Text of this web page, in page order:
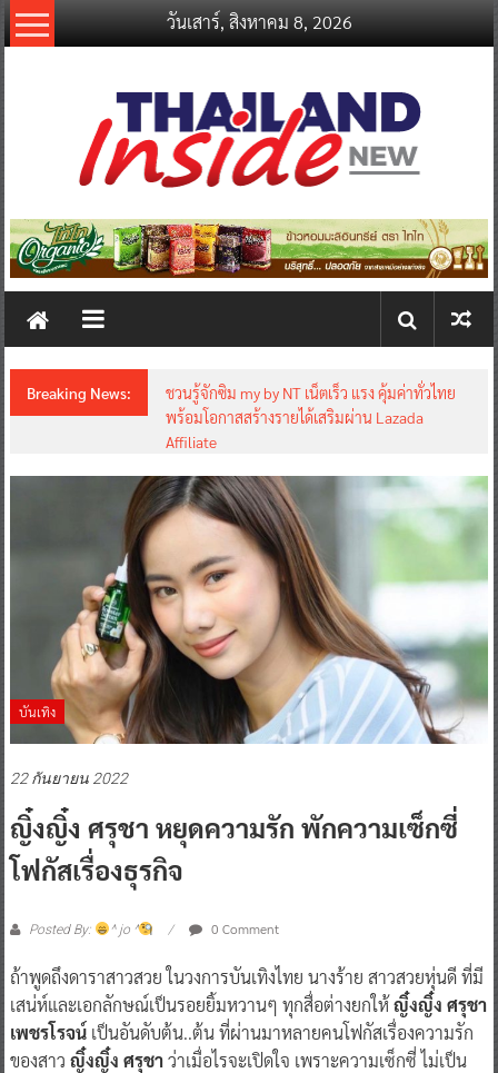
Skip
to
วันเสาร์, สิงหาคม 8, 2026
thailandinsidenew.com
Thailand
New
Breaking News:
ชวนรู้จักซิม my by NT เน็ตเร็ว แรง คุ้มค่าทั่วไทย
พร้อมโอกาสสร้างรายได้เสริมผ่าน Lazada
Affiliate
บันเทิง
22 กันยายน 2022
ญิ๋งญิ๋ง ศรุชา หยุดความรัก พักความเซ็กซี่
โฟกัสเรื่องธุรกิจ
Posted By: ^ jo ^ 0 Comment
ถ้าพูดถึงดาราสาวสวย ในวงการบันเทิงไทย นางร้าย สาวสวยหุ่นดี ที่มี
เสน่ห์และเอกลักษณ์เป็นรอยยิ้มหวานๆ ทุกสื่อต่างยกให้ญิ๋งญิ๋ง ศรุชา
เพชรโรจน์เป็นอันดับต้น..ต้น ที่ผ่านมาหลายคนโฟกัสเรื่องความรัก
ของสาว ญิ๋งญิ๋ง ศรุชาว่าเมื่อไรจะเปิดใจ เพราะความเซ็กซี่ ไม่เป็น